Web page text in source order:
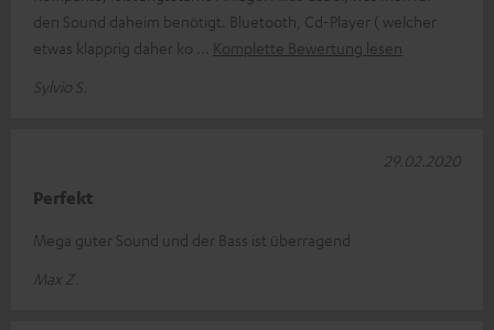
den Sound daheim benötigt. Bluetooth, Cd-Player ( welcher
etwas klapprig daher ko
Komplette Bewertung lesen
Sylvio S.
Perfekt
Mega guter Sound und der Bass ist überragend
Max Z.
29.02.2020